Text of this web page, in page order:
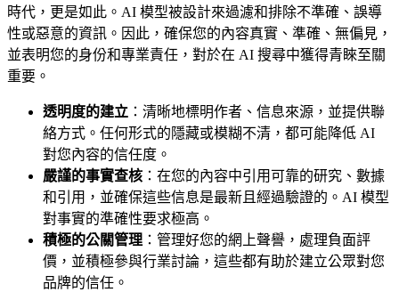
時代，更是如此。AI 模型被設計來過濾和排除不準確、誤導
性或惡意的資訊。因此，確保您的內容真實、準確、無偏見，
並表明您的身份和專業責任，對於在 AI 搜尋中獲得青睞至關
重要。
透明度的建立 ：清晰地標明作者、信息來源，並提供聯
絡方式。任何形式的隱藏或模糊不清，都可能降低 AI
對您內容的信任度。
嚴謹的事實查核 ：在您的內容中引用可靠的研究、數據
和引用，並確保這些信息是最新且經過驗證的。AI 模型
對事實的準確性要求極高。
積極的公關管理 ：管理好您的網上聲譽，處理負面評
價，並積極參與行業討論，這些都有助於建立公眾對您
品牌的信任。